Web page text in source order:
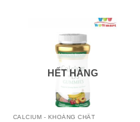
HẾT HÀNG
CALCIUM - KHOÁNG CHẤT